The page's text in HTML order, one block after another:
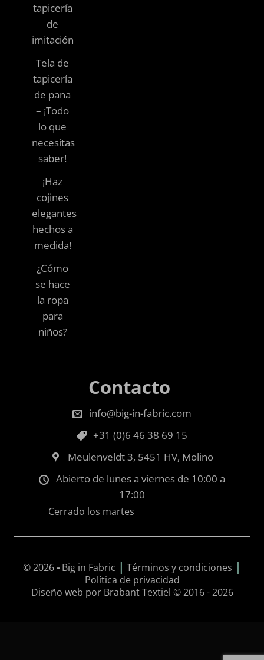
tapicería
de
imitación
Tela de
tapicería
de pana
– ¡Todo
lo que
necesitas
saber!
¡Haz
cojines
elegantes
hechos a
medida!
¿Cómo
se hace
la ropa
para
niños?
Contacto
info@big-in-fabric.com
+31 (0)6 46 38 69 15
Meulenveldt 3, 5451 HV, Molino
Abierto de lunes a viernes de 10:00 a
17:00
Cerrado los martes
© 2026-Big in Fabric | Términos y condiciones |
Política de privacidad
Diseño web por Brabant Textiel © 2016 - 2026